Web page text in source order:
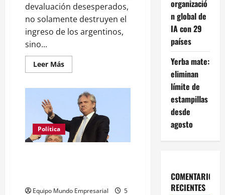
devaluación desesperados,
no solamente destruyen el
ingreso de los argentinos,
sino...
Leer MásLeer
más
Sergio
Massa
ante
ceos
del
Cicyp:
"Algunos
Política
Equipo Mundo Empresarial
5
organizació
n global de
IA con 29
países
Yerba mate:
eliminan
límite de
estampillas
desde
agosto
COMENTARIOS
RECIENTES